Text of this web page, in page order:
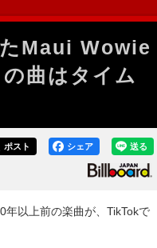
Maui Wowie
曲はタイム
送る
シェア
ポスト
以上前の楽曲が、TikTokで